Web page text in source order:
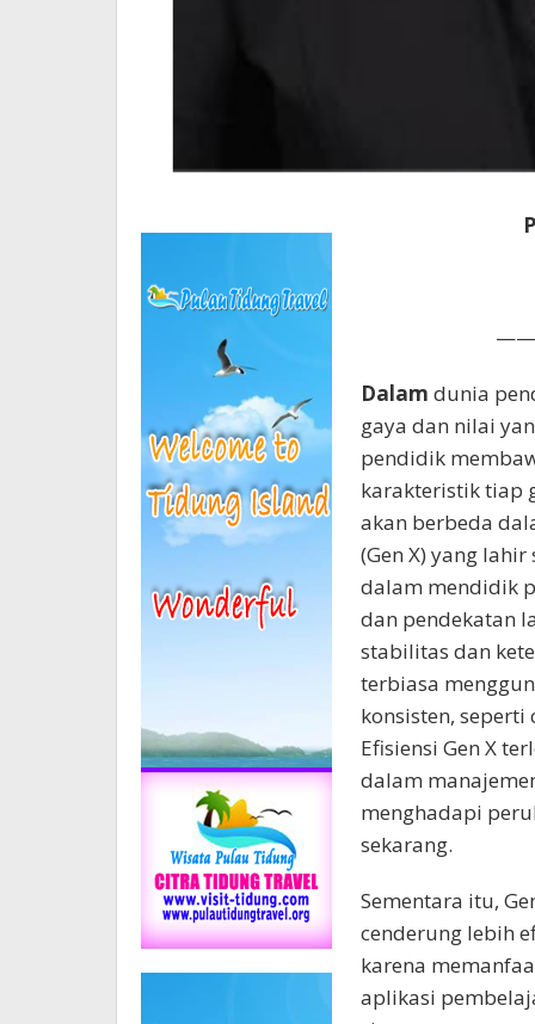
Dalam dunia
gaya dan nilai
pendidik
karakteristik tiap
akan berbeda
(Gen X) yang
dalam mendidik
dan pendekatan
stabilitas dan
terbiasa
konsisten,
Efisiensi Gen X
dalam
menghadapi
sekarang.
Sementara itu,
cenderung lebih
karena
aplikasi